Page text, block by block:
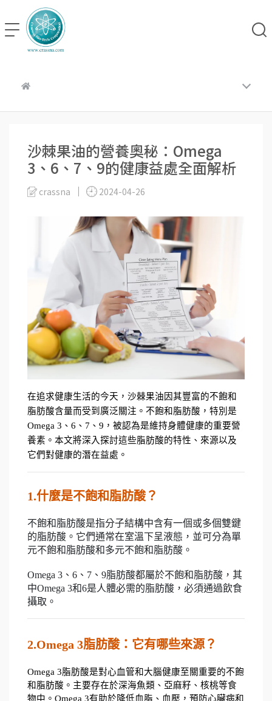
沙棘果油的營養奧秘：Omega
3、6、7、9的健康益處全面解析
crassna 2024-04-26
在追求健康生活的今天，沙棘果油因其豐富的不飽和
脂肪酸含量而受到廣泛關注。不飽和脂肪酸，特別是
Omega 3、6、7、9，被認為是維持身體健康的重要營
養素。本文將深入探討這些脂肪酸的特性、來源以及
它們對健康的潛在益處。
1.什麼是不飽和脂肪酸？
不飽和脂肪酸是指分子結構中含有一個或多個雙鍵
的脂肪酸。它們通常在室溫下呈液態，並可分為單
元不飽和脂肪酸和多元不飽和脂肪酸。
Omega 3、6、7、9脂肪酸都屬於不飽和脂肪酸，其
中Omega 3和6是人體必需的脂肪酸，必須通過飲食
攝取。
2.Omega 3脂肪酸：它有哪些來源？
Omega 3脂肪酸是對心血管和大腦健康至關重要的不飽
和脂肪酸。主要存在於深海魚類、亞麻籽、核桃等食
物中。Omega 3有助於降低血脂、血壓，預防心臟病和